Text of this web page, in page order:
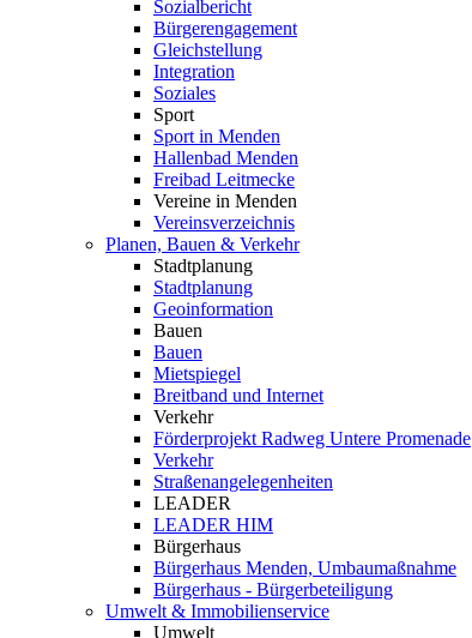
Sozialbericht
Bürgerengagement
Gleichstellung
Integration
Soziales
Sport
Sport in Menden
Hallenbad Menden
Freibad Leitmecke
Vereine in Menden
Vereinsverzeichnis
Planen, Bauen & Verkehr
Stadtplanung
Stadtplanung
Geoinformation
Bauen
Bauen
Mietspiegel
Breitband und Internet
Verkehr
Förderprojekt Radweg Untere Promenade
Verkehr
Straßenangelegenheiten
LEADER
LEADER HIM
Bürgerhaus
Bürgerhaus Menden, Umbaumaßnahme
Bürgerhaus - Bürgerbeteiligung
Umwelt & Immobilienservice
Umwelt